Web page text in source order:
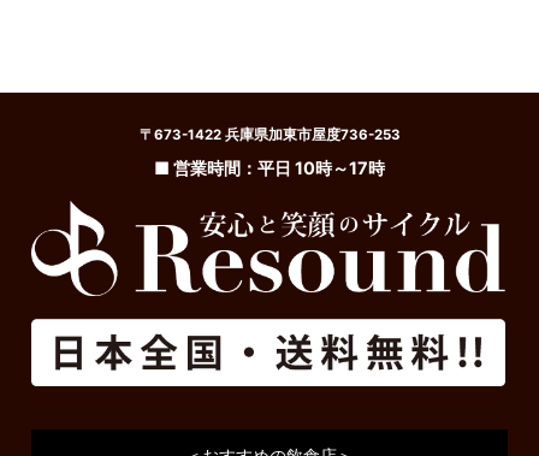
〒673-1422 兵庫県加東市屋度736-253
■ 営業時間：平日 10時～17時